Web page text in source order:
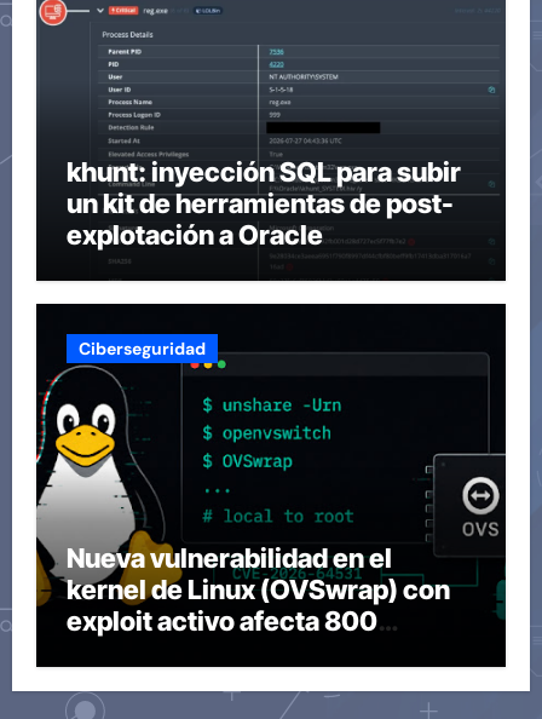
khunt: inyección SQL para subir
un kit de herramientas de post-
explotación a Oracle
Ciberseguridad
Nueva vulnerabilidad en el
kernel de Linux (OVSwrap) con
exploit activo afecta 800